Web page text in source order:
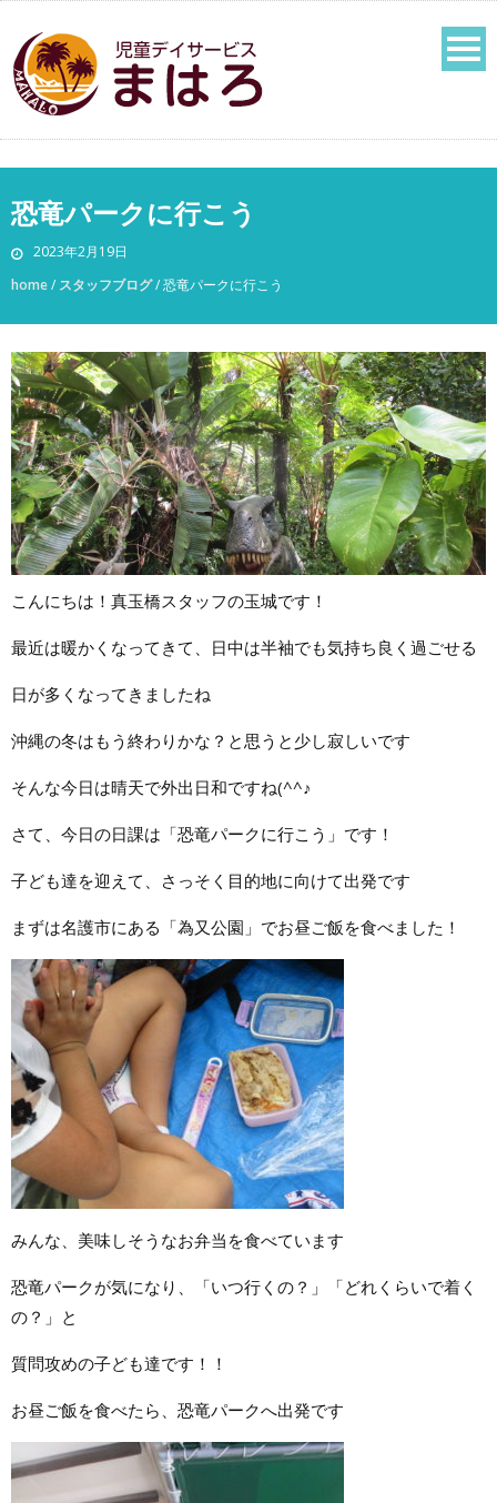
恐竜パークに行こう
2023年2月19日
home/ スタッフブログ/恐竜パークに行こう
こんにちは！真玉橋スタッフの玉城です！
最近は暖かくなってきて、日中は半袖でも気持ち良く過ごせる
日が多くなってきましたね
沖縄の冬はもう終わりかな？と思うと少し寂しいです
そんな今日は晴天で外出日和ですね(^^♪
さて、今日の日課は「恐竜パークに行こう」です！
子ども達を迎えて、さっそく目的地に向けて出発です
まずは名護市にある「為又公園」でお昼ご飯を食べました！
みんな、美味しそうなお弁当を食べています
恐竜パークが気になり、「いつ行くの？」「どれくらいで着く
の？」と
質問攻めの子ども達です！！
お昼ご飯を食べたら、恐竜パークへ出発です